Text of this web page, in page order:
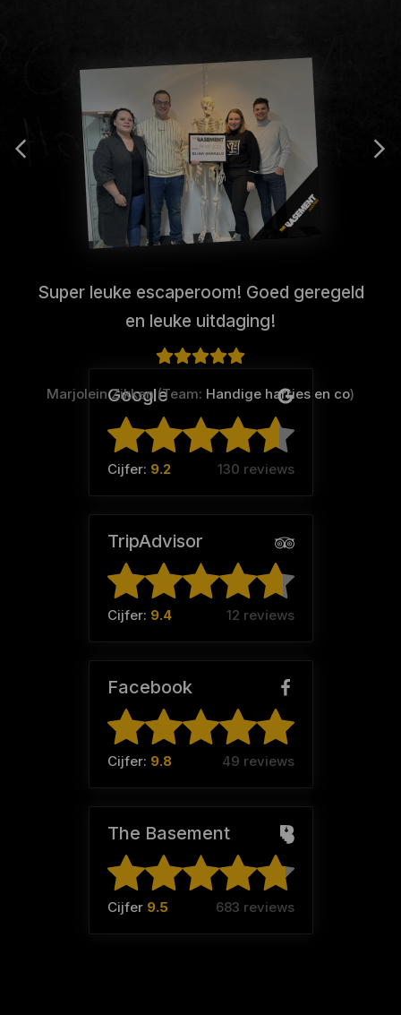
Super leuke escaperoom! Goed geregeld
en leuke uitdaging!
Marjolein Zikken (Team: Handige harries en co)
Google
Cijfer: 9.2 130 reviews
TripAdvisor
Cijfer: 9.4 12 reviews
Facebook
Cijfer: 9.8 49 reviews
The Basement
Cijfer 9.5 683 reviews